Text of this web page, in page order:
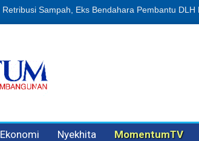
Dugaan Penipuan Oleh Oknum Kadis, Kuasa
Ekonomi Nyekhita MomentumTV